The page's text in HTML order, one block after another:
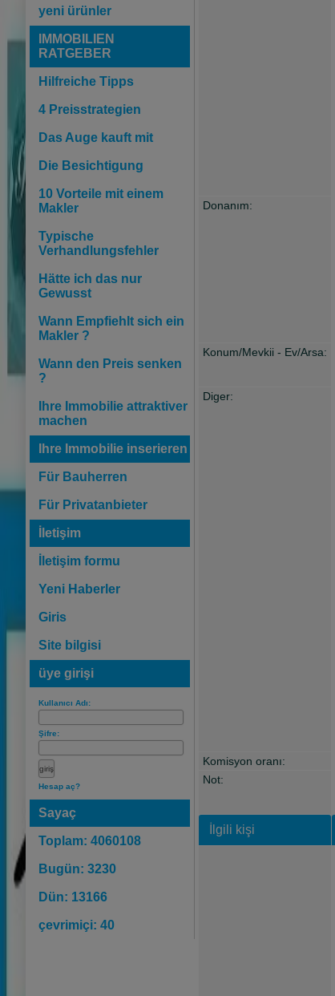
yeni ürünler
IMMOBILIEN
RATGEBER
Hilfreiche Tipps
4 Preisstrategien
Das Auge kauft mit
Die Besichtigung
10 Vorteile mit einem
Makler
Typische
Verhandlungsfehler
Hätte ich das nur
Gewusst
Wann Empfiehlt sich ein
Makler ?
Wann den Preis senken
?
Ihre Immobilie attraktiver
machen
Ihre Immobilie inserieren
Für Bauherren
Für Privatanbieter
İletişim
İletişim formu
Yeni Haberler
Giris
Site bilgisi
üye girişi
Kullanıcı Adı:
Şifre:
Hesap aç?
Sayaç
Toplam: 4060108
Bugün: 3230
Dün: 13166
çevrimiçi: 40
Donanım:
Konum/Mevkii - Ev/Arsa:
Diger:
Komisyon oranı:
Not:
İlgili kişi